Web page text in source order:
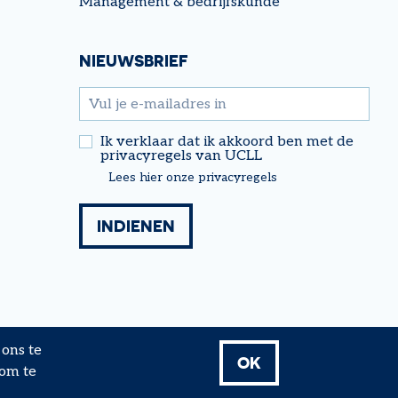
NIEUWSBRIEF
email
Ik verklaar dat ik akkoord ben met de
privacyregels van UCLL
Lees hier onze privacyregels
Research & Expertise - 2026
te
te
OK